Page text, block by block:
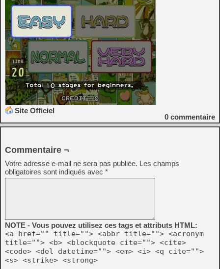
Site Officiel
0 commentaire
Commentaire ¬
Votre adresse e-mail ne sera pas publiée. Les champs
obligatoires sont indiqués avec *
NOTE - Vous pouvez utilisez ces tags et attributs HTML:
<a href="" title=""> <abbr title=""> <acronym
title=""> <b> <blockquote cite=""> <cite>
<code> <del datetime=""> <em> <i> <q cite="">
<s> <strike> <strong>